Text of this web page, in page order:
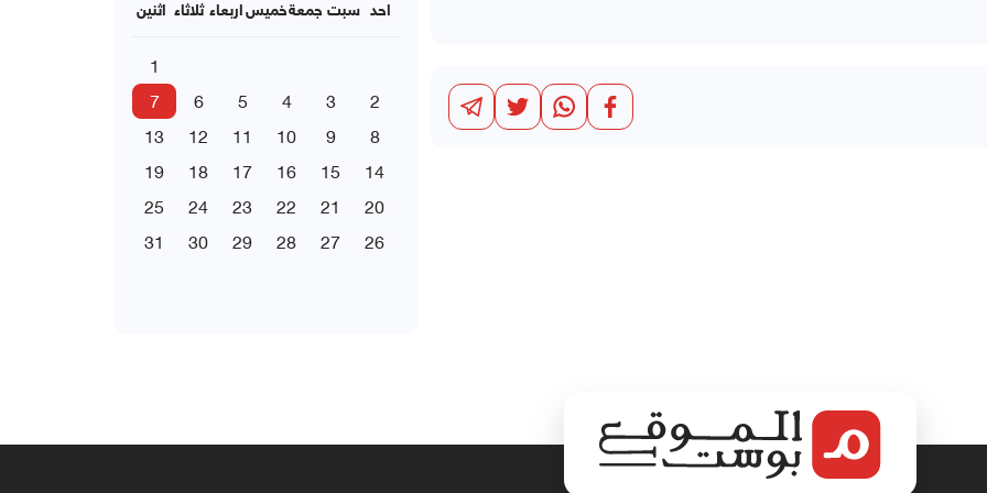
اثنين ثلاثاء اربعاءخميسجمعة سبت احد
1
2
3
4
5
6
7
8
9
10
11
12
13
14
15
16
17
18
19
20
21
22
23
24
25
26
27
28
29
30
31